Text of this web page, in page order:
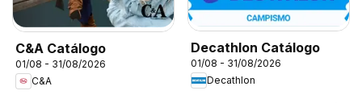
C&A Catálogo
01/08 - 31/08/2026
C&A
Decathlon Catálogo
01/08 - 31/08/2026
Decathlon